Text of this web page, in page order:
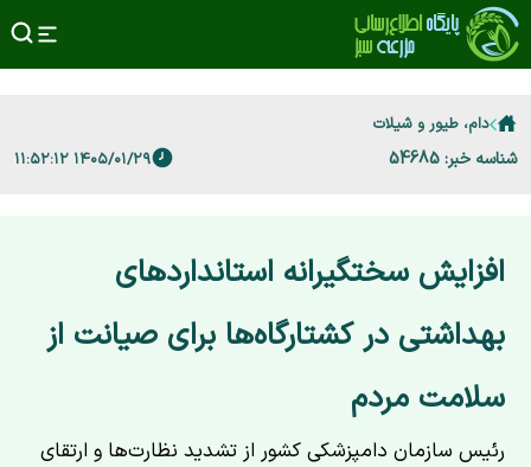
دام، طیور و شیلات
شناسه خبر: 54685 ۱۴۰۵/۰۱/۲۹ ۱۱:۵۲:۱۲
افزایش سختگیرانه استانداردهای
بهداشتی در کشتارگاه‌ها برای صیانت از
سلامت مردم
رئیس سازمان دامپزشکی کشور از تشدید نظارت‌ها و ارتقای